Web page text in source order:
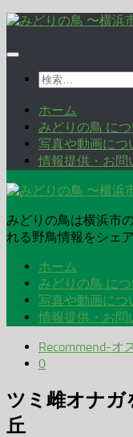
コ
テ
プ
検
ホーム
みどりの鳥 に
写真や動画につ
情報提供・お問
みどりの鳥は横浜市
れる野鳥情報をシェ
ホーム
みどりの鳥 に
写真や動画につ
情報提供・お問
Recommend-オ
0
ツミ雌オナガ
丘